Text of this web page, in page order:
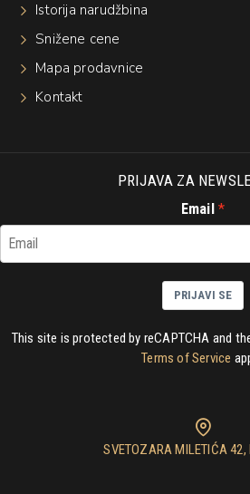
Istorija narudžbina
Snižene cene
Mapa prodavnice
Kontakt
PRIJAVA ZA
Email
PRIJAVI SE
This site is protected by reCAPTCHA and
Terms of Service
SVETOZARA MILETIĆA 42,